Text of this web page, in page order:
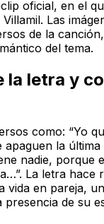
oficial, en el
Las
de la
del tema.
la letra y
como: “Yo
apaguen la
nadie, porque
La letra hace
vida en pareja,
de su